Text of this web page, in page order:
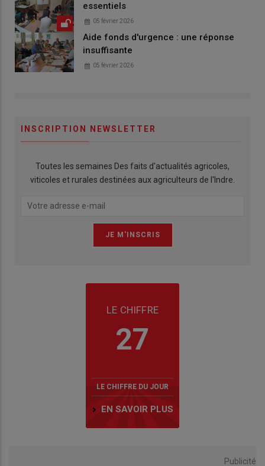
essentiels
05 février 2026
Aide fonds d'urgence : une réponse
insuffisante
05 février 2026
INSCRIPTION NEWSLETTER
Toutes les semaines Des faits d'actualités agricoles,
viticoles et rurales destinées aux agriculteurs de l'Indre.
LE CHIFFRE
27
LE CHIFFRE DU JOUR
EN SAVOIR PLUS
Publicité